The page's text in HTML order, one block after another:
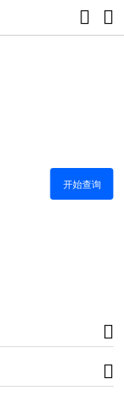
开始查询